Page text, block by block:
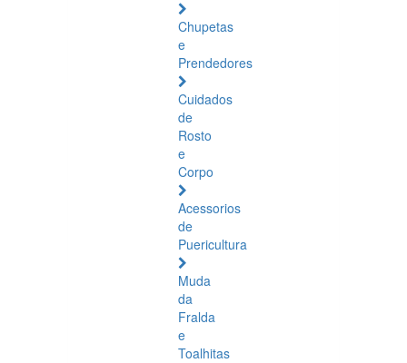
Chupetas
e
Prendedores
Cuidados
de
Rosto
e
Corpo
Acessorios
de
Puericultura
Muda
da
Fralda
e
Toalhitas